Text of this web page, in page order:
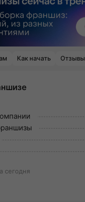
Как начать Отзывы
сегодня